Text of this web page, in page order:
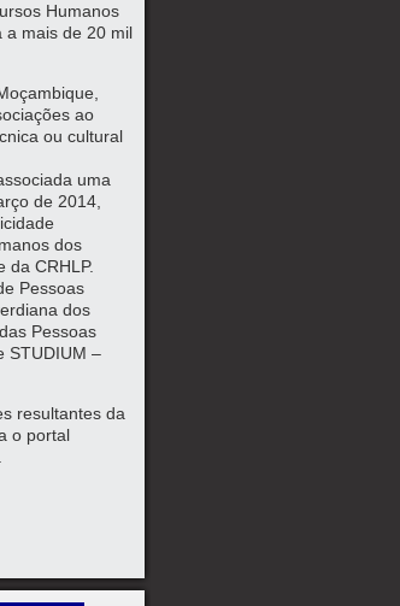
Humanos
a mais de 20 mil
ao
ou cultural
uma
de 2014,
dos
da CRHLP.
Pessoas
dos
Pessoas
STUDIUM –
resultantes da
o portal